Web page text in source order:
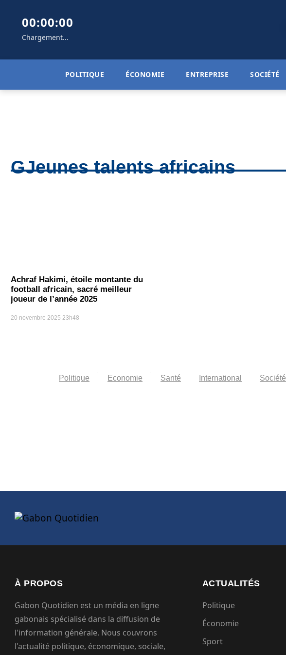
00:00:00
Chargement...
POLITIQUE ÉCONOMIE ENTREPRISE SOCIÉTÉ
GJeunes talents africains
Achraf Hakimi, étoile montante du
football africain, sacré meilleur
joueur de l’année 2025
20 novembre 2025 23h48
Politique Economie Santé International Société
À PROPOS
Gabon Quotidien est un média en ligne
gabonais spécialisé dans la diffusion de
l'information générale. Nous couvrons
l'actualité politique, économique, sociale,
ACTUALITÉS
Politique
Économie
Sport